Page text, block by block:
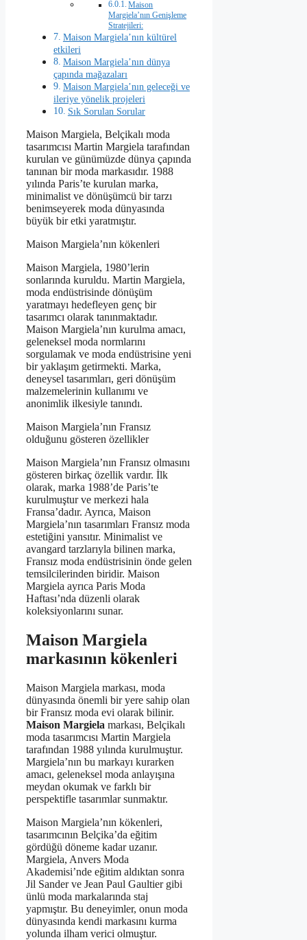
Maison
Margiela’nın Genişleme
Stratejileri:
Maison Margiela’nın kültürel
etkileri
Maison Margiela’nın dünya
çapında mağazaları
Maison Margiela’nın geleceği ve
ileriye yönelik projeleri
Sık Sorulan Sorular
Maison Margiela, Belçikalı moda
tasarımcısı Martin Margiela tarafından
kurulan ve günümüzde dünya çapında
tanınan bir moda markasıdır. 1988
yılında Paris’te kurulan marka,
minimalist ve dönüşümcü bir tarzı
benimseyerek moda dünyasında
büyük bir etki yaratmıştır.
Maison Margiela’nın kökenleri
Maison Margiela, 1980’lerin
sonlarında kuruldu. Martin Margiela,
moda endüstrisinde dönüşüm
yaratmayı hedefleyen genç bir
tasarımcı olarak tanınmaktadır.
Maison Margiela’nın kurulma amacı,
geleneksel moda normlarını
sorgulamak ve moda endüstrisine yeni
bir yaklaşım getirmekti. Marka,
deneysel tasarımları, geri dönüşüm
malzemelerinin kullanımı ve
anonimlik ilkesiyle tanındı.
Maison Margiela’nın Fransız
olduğunu gösteren özellikler
Maison Margiela’nın Fransız olmasını
gösteren birkaç özellik vardır. İlk
olarak, marka 1988’de Paris’te
kurulmuştur ve merkezi hala
Fransa’dadır. Ayrıca, Maison
Margiela’nın tasarımları Fransız moda
estetiğini yansıtır. Minimalist ve
avangard tarzlarıyla bilinen marka,
Fransız moda endüstrisinin önde gelen
temsilcilerinden biridir. Maison
Margiela ayrıca Paris Moda
Haftası’nda düzenli olarak
koleksiyonlarını sunar.
Maison Margiela
markasının kökenleri
Maison Margiela markası, moda
dünyasında önemli bir yere sahip olan
bir Fransız moda evi olarak bilinir.
Maison Margiela markası, Belçikalı
moda tasarımcısı Martin Margiela
tarafından 1988 yılında kurulmuştur.
Margiela’nın bu markayı kurarken
amacı, geleneksel moda anlayışına
meydan okumak ve farklı bir
perspektifle tasarımlar sunmaktır.
Maison Margiela’nın kökenleri,
tasarımcının Belçika’da eğitim
gördüğü döneme kadar uzanır.
Margiela, Anvers Moda
Akademisi’nde eğitim aldıktan sonra
Jil Sander ve Jean Paul Gaultier gibi
ünlü moda markalarında staj
yapmıştır. Bu deneyimler, onun moda
dünyasında kendi markasını kurma
yolunda ilham verici olmuştur.